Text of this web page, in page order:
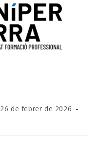
26 de febrer de 2026